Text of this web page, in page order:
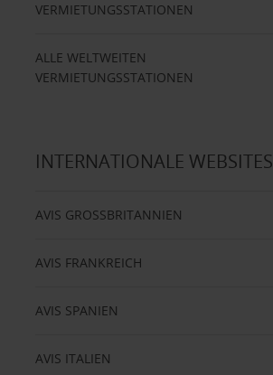
VERMIETUNGSSTATIONEN
ALLE WELTWEITEN
VERMIETUNGSSTATIONEN
INTERNATIONALE WEBSITES
AVIS GROSSBRITANNIEN
AVIS FRANKREICH
AVIS SPANIEN
AVIS ITALIEN